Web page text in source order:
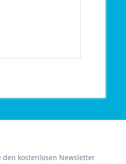
den kostenlosen Newsletter